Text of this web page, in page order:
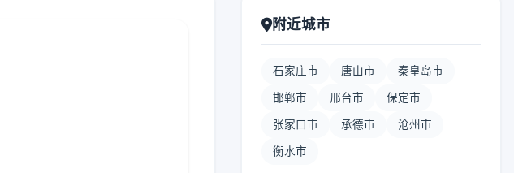
附近城市
石家庄市 唐山市 秦皇岛市
邯郸市 邢台市 保定市
张家口市 承德市 沧州市
衡水市